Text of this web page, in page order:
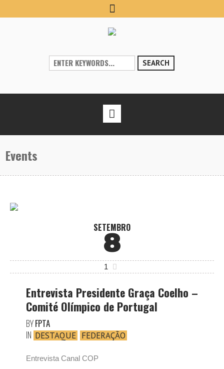
SEARCH
Events
SETEMBRO
8
1
Entrevista Presidente Graça Coelho –
Comité Olímpico de Portugal
BYFPTA
IN DESTAQUE FEDERAÇÃO
Entrevista Canal COP